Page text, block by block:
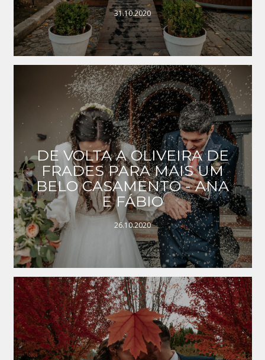
31.10.2020
DE VOLTA A OLIVEIRA DE
FRADES PARA MAIS UM
BELO CASAMENTO - ANA
E FÁBIO
26.10.2020